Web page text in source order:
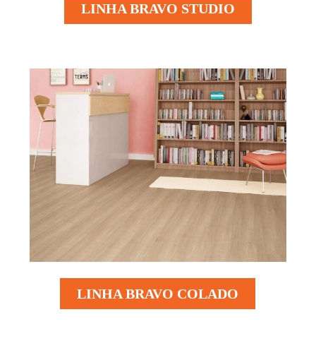
LINHA BRAVO STUDIO
LINHA BRAVO COLADO